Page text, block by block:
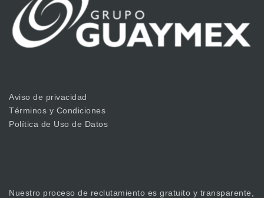
Aviso de privacidad
Términos y Condiciones
Política de Uso de Datos
Nuestro proceso de reclutamiento es gratuito y transparente,